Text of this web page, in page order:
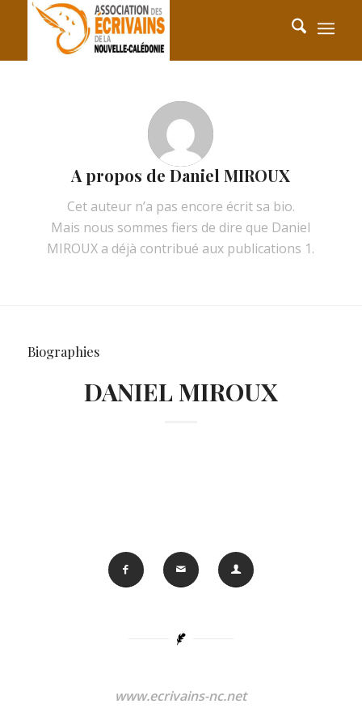
A propos deDaniel MIROUX
Cet auteur n’a pas encore écrit sa bio.
Mais nous sommes fiers de dire que Daniel
MIROUX a déjà contribué aux publications 1.
Biographies
DANIEL MIROUX
www.ecrivains-nc.net